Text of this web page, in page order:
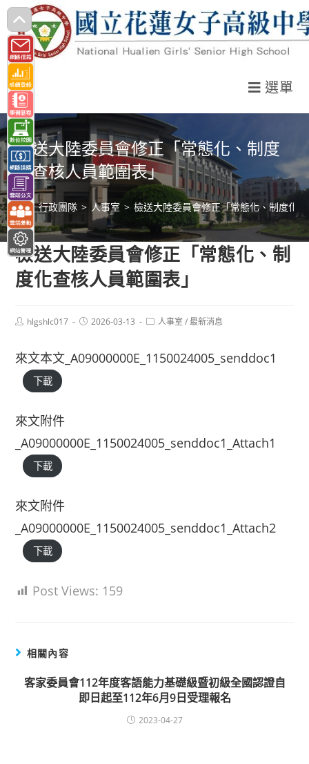
跳
轉
至
主
要
內
容
選單
檢送大陸委員會修正「常態化、制度
化查核人員範圍表」
> 行政團隊 > 人事室 > 檢送大陸委員會修正「常態化、制度化
檢送大陸委員會修正「常態化、制
度化查核人員範圍表」
Posthlgshlc017
Post2026-03-13
Post人事室 / 最新消息
來文本文_A09000000E_1150024005_senddoc1
下載
來文附件
_A09000000E_1150024005_senddoc1_Attach1
下載
來文附件
_A09000000E_1150024005_senddoc1_Attach2
下載
Post Views: 159
相關內容
客家委員會112年度客語能力基礎級暨初級全國認證自
即日起至112年6月9日受理報名
2023-04-27